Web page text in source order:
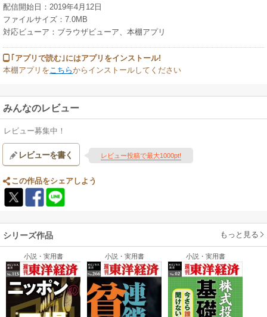
配信開始日：2019年4月12日
ファイルサイズ：7.0MB
対応ビューア：ブラウザビューア、本棚アプリ
｢アプリで読む｣にはアプリをインストール!
本棚アプリをこちらからインストールしてください
みんなのレビュー
レビュー募集中！
レビューを書く レビュー投稿で最大1000pt!
この作品をシェアしよう
シリーズ作品 もっと見る
小説・実用書 小説・実用書 小説・実用書